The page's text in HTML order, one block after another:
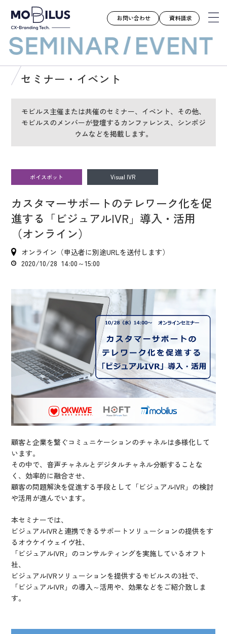
モビルスとは
導入事例
ユースケース
お知らせ
お役立ち資料
会社案内
採用情報
IR情報
CX向上情報サイト
お問い合わせ 資料請求
セミナー・イベント
モビルス主催または共催のセミナー、イベント、その他、
モビルスのメンバーが登壇するカンファレンス、シンポジ
ウムなどを掲載します。
ボイスボット Visual IVR
カスタマーサポートのテレワーク化を促
進する「ビジュアルIVR」導入・活用
（オンライン）
オンライン（申込者に別途URLを送付します）
2020/10/28 14:00～15:00
顧客と企業を繋ぐコミュニケーションのチャネルは多様化して
います。
その中で、音声チャネルとデジタルチャネル分断することな
く、効率的に融合させ、
顧客の問題解決を促進する手段として「ビジュアルIVR」の検討
や活用が進んでいます。
本セミナーでは、
ビジュアルIVRと連携できるサポートソリューションの提供をす
るオウケイウェイヴ社、
「ビジュアルIVR」のコンサルティングを実施しているオフト
社、
ビジュアルIVRソリューションを提供するモビルスの3社で、
「ビジュアルIVR」の導入～活用や、効果などをご紹介致しま
す。